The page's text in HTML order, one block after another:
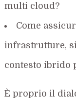
multi cloud?
Come
infrastrutture,
contesto ibrido
È proprio il